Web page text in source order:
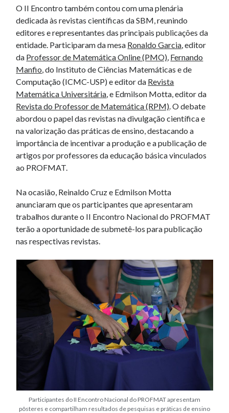
O II Encontro também contou com uma plenária
dedicada às revistas científicas da SBM, reunindo
editores e representantes das principais publicações da
entidade. Participaram da mesa Ronaldo Garcia, editor
da Professor de Matemática Online (PMO), Fernando
Manfio, do Instituto de Ciências Matemáticas e de
Computação (ICMC-USP) e editor da Revista
Matemática Universitária, e Edmilson Motta, editor da
Revista do Professor de Matemática (RPM). O debate
abordou o papel das revistas na divulgação científica e
na valorização das práticas de ensino, destacando a
importância de incentivar a produção e a publicação de
artigos por professores da educação básica vinculados
ao PROFMAT.
Na ocasião, Reinaldo Cruz e Edmilson Motta
anunciaram que os participantes que apresentaram
trabalhos durante o II Encontro Nacional do PROFMAT
terão a oportunidade de submetê-los para publicação
nas respectivas revistas.
Participantes do II Encontro Nacional do PROFMAT apresentam
pôsteres e compartilham resultados de pesquisas e práticas de ensino